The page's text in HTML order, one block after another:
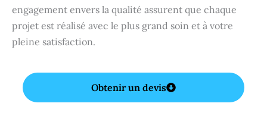
engagement envers la qualité assurent que chaque
projet est réalisé avec le plus grand soin et à votre
pleine satisfaction.
Obtenir un devis